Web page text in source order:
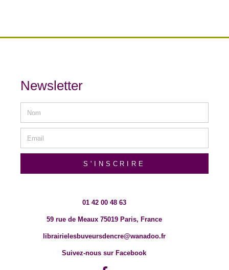
Newsletter
S'INSCRIRE
01 42 00 48 63
59 rue de Meaux 75019 Paris, France
librairielesbuveursdencre@wanadoo.fr
Suivez-nous sur Facebook